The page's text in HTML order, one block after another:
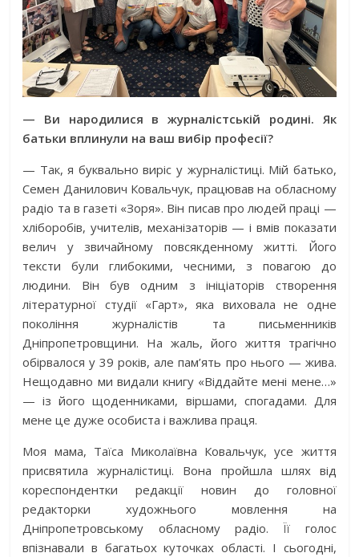
— Ви народилися в журналістській родині. Як
батьки вплинули на ваш вибір професії?
— Так, я буквально виріс у журналістиці. Мій батько,
Семен Данилович Ковальчук, працював на обласному
радіо та в газеті «Зоря». Він писав про людей праці —
хліборобів, учителів, механізаторів — і вмів показати
велич у звичайному повсякденному житті. Його
тексти були глибокими, чесними, з повагою до
людини. Він був одним з ініціаторів створення
літературної студії «Гарт», яка виховала не одне
покоління журналістів та письменників
Дніпропетровщини. На жаль, його життя трагічно
обірвалося у 39 років, але пам’ять про нього — жива.
Нещодавно ми видали книгу «Віддайте мені мене…»
— із його щоденниками, віршами, спогадами. Для
мене це дуже особиста і важлива праця.
Моя мама, Таїса Миколаївна Ковальчук, усе життя
присвятила журналістиці. Вона пройшла шлях від
кореспондентки редакції новин до головної
редакторки художнього мовлення на
Дніпропетровському обласному радіо. Її голос
впізнавали в багатьох куточках області. І сьогодні,